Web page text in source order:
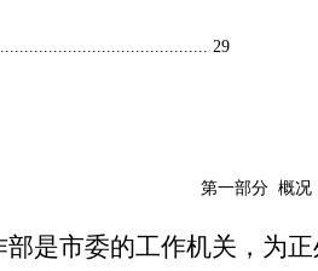
29
第一部分 概况
是市委的工作机关，为